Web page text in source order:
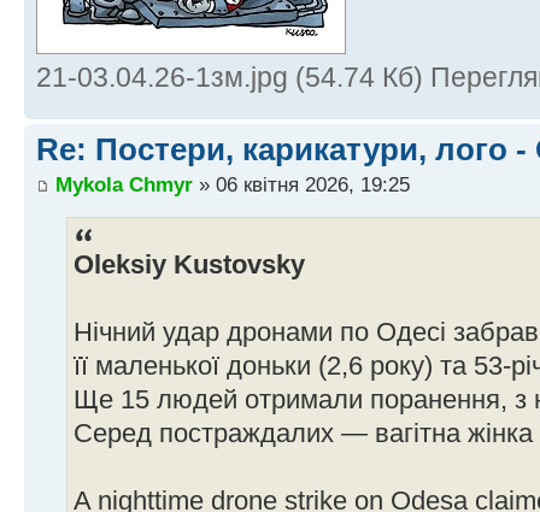
21-03.04.26-1зм.jpg (54.74 Кб)
Re: Постери, карикатури, лого
Mykola Chmyr » 06 квітня 2026, 19:25
Oleksiy Kustovsky
Нічний удар дронами по Одесі забрав
її маленької доньки (2,6 року) та 53-
Ще 15 людей отримали поранення, з
Серед постраждалих — вагітна
A nighttime drone strike on Odesa